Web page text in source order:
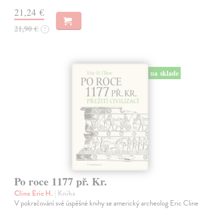
21,24 €
21,90 € ?
na sklade
Po roce 1177 př. Kr.
Cline Eric H. | Kniha
V pokračování své úspěšné knihy se americký archeolog Eric Cline